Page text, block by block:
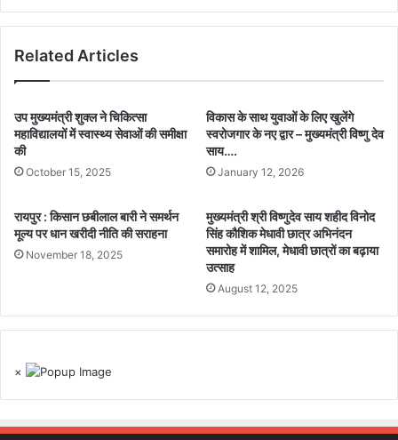
Related Articles
उप मुख्यमंत्री शुक्ल ने चिकित्सा
महाविद्यालयों में स्वास्थ्य सेवाओं की समीक्षा
की
October 15, 2025
विकास के साथ युवाओं के लिए खुलेंगे
स्वरोजगार के नए द्वार – मुख्यमंत्री विष्णु देव
साय….
January 12, 2026
रायपुर : किसान छबीलाल बारी ने समर्थन
मूल्य पर धान खरीदी नीति की सराहना
November 18, 2025
मुख्यमंत्री श्री विष्णुदेव साय शहीद विनोद
सिंह कौशिक मेधावी छात्र अभिनंदन
समारोह में शामिल, मेधावी छात्रों का बढ़ाया
उत्साह
August 12, 2025
×